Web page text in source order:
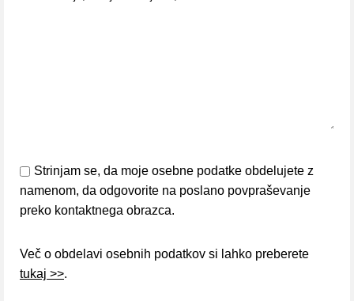
Strinjam se, da moje osebne podatke obdelujete z
namenom, da odgovorite na poslano povpraševanje
preko kontaktnega obrazca.
Več o obdelavi osebnih podatkov si lahko preberete
tukaj >>.